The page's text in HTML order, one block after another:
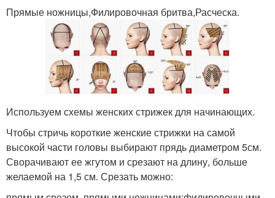
Прямые ножницы,Филировочная бритва,Расческа.
Используем схемы женских стрижек для начинающих.
Чтобы стричь короткие женские стрижки на самой
высокой части головы выбирают прядь диаметром 5см.
Сворачивают ее жгутом и срезают на длину, больше
желаемой на 1,5 см. Срезать можно: